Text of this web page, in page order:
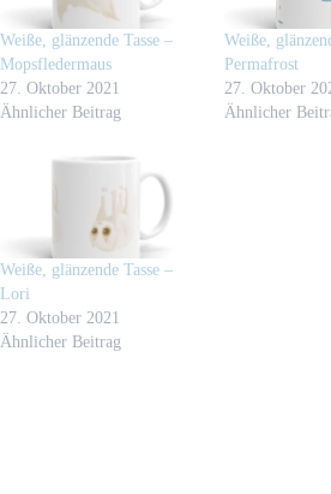
Weiße, glänzende Tasse –
Mopsfledermaus
27. Oktober 2021
Ähnlicher Beitrag
Weiße,
Permafrost
27. Oktober
Ähnlicher
Weiße, glänzende Tasse –
Lori
27. Oktober 2021
Ähnlicher Beitrag